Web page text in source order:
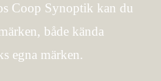
Coop Synoptik kan du
både kända
egna märken.